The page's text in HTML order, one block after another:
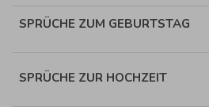
SPRÜCHE ZUM GEBURTSTAG
SPRÜCHE ZUR HOCHZEIT